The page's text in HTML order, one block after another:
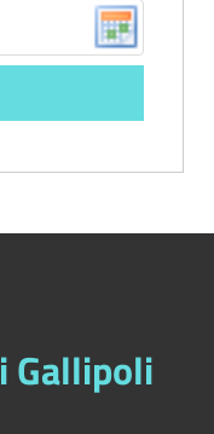
Gallipoli